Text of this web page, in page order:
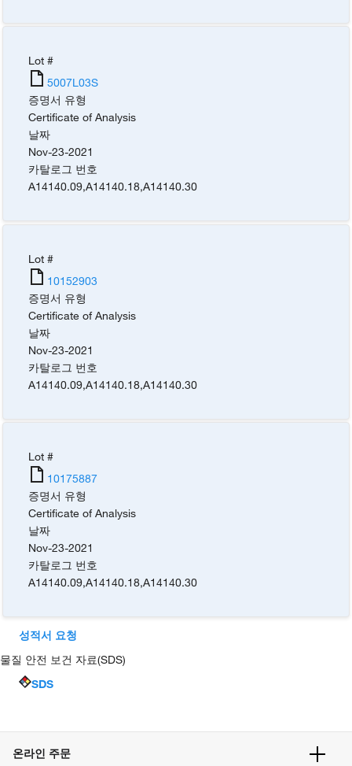
Lot #
5007L03S
증명서 유형
Certificate of Analysis
날짜
Nov-23-2021
카탈로그 번호
A14140.09,A14140.18,A14140.30
Lot #
10152903
증명서 유형
Certificate of Analysis
날짜
Nov-23-2021
카탈로그 번호
A14140.09,A14140.18,A14140.30
Lot #
10175887
증명서 유형
Certificate of Analysis
날짜
Nov-23-2021
카탈로그 번호
A14140.09,A14140.18,A14140.30
성적서 요청
물질 안전 보건 자료(SDS)
SDS
온라인 주문